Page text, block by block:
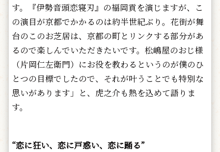
す。『伊勢音頭恋寝刃』の福岡貢を演じますが、こ
の演目が京都でかかるのは約半世紀ぶり。花街が舞
台のこのお芝居は、京都の町とリンクする部分があ
るので楽しんでいただきたいです。松嶋屋のおじ様
（片岡仁左衛門）にお役を教わるというのが僕のひ
とつの目標でしたので、それが叶うことでも特別な
思いがあります」と、虎之介も熱を込めて語りま
す。
“恋に狂い、恋に戸惑い、恋に踊る”